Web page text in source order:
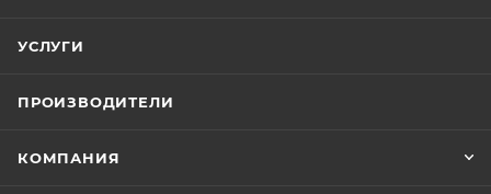
УСЛУГИ
ПРОИЗВОДИТЕЛИ
КОМПАНИЯ